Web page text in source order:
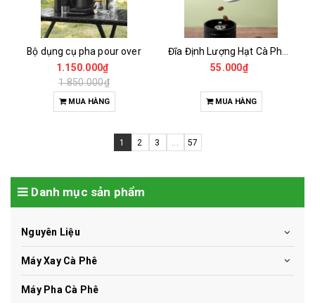
Bộ dụng cụ pha pour over
1.150.000₫
1.850.000₫
MUA HÀNG
55.000₫
MUA HÀNG
1 2 3 ... 57
Danh mục sản phẩm
Nguyên Liệu
Máy Xay Cà Phê
Máy Pha Cà Phê